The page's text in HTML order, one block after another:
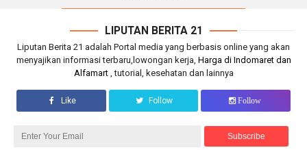
LIPUTAN BERITA 21
Liputan Berita 21 adalah Portal media yang berbasis online yang akan
menyajikan informasi terbaru,lowongan kerja, Harga di Indomaret dan
Alfamart , tutorial, kesehatan dan lainnya
Like Follow Follow